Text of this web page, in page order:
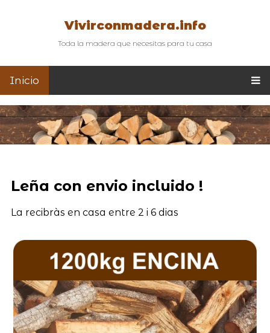
Vivirconmadera.info
Toda la madera que necesitas para tu casa
Inicio
Leña con envio incluido !
La recibràs en casa entre 2 i 6 dias